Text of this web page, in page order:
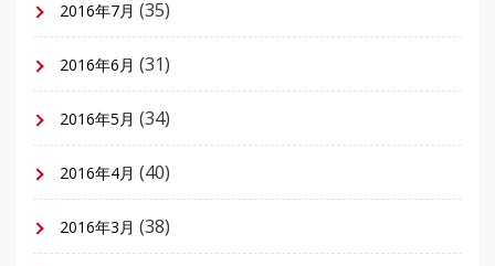
2016年7月 (35)
2016年6月 (31)
2016年5月 (34)
2016年4月 (40)
2016年3月 (38)